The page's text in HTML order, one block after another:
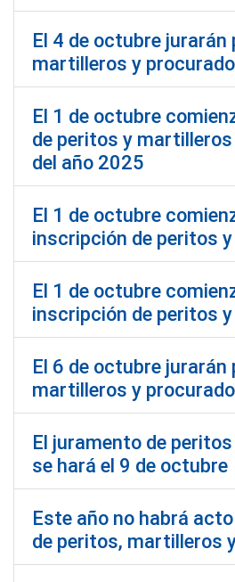
El 4 de octubre jurarán
martilleros y
El 1 de octubre
de peritos y
del año 2025
El 1 de octubre
inscripción de peritos
El 1 de octubre
inscripción de peritos
El 6 de octubre jurarán
martilleros y
El juramento de
se hará el 9 de octubre
Este año no habrá
de peritos, martilleros